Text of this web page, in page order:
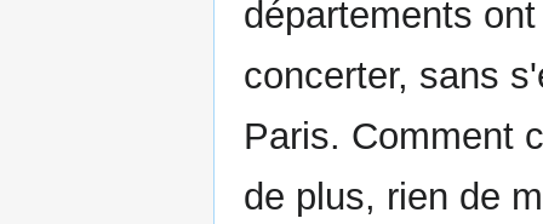
départements
concerter, sans
Paris. Comment
de plus, rien de